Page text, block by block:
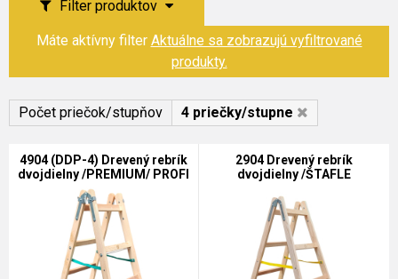
Filter produktov
Máte aktívny filter Aktuálne sa zobrazujú vyfiltrované
produkty.
Počet priečok/stupňov 4 priečky/stupne
4904 (DDP-4) Drevený rebrík
dvojdielny /PREMIUM/ PROFI
2904 Drevený rebrík
dvojdielny /ŠTAFLE